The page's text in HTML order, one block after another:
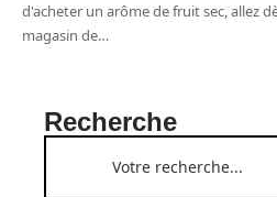
d'acheter un arôme de fruit sec, allez
magasin de…
Recherche